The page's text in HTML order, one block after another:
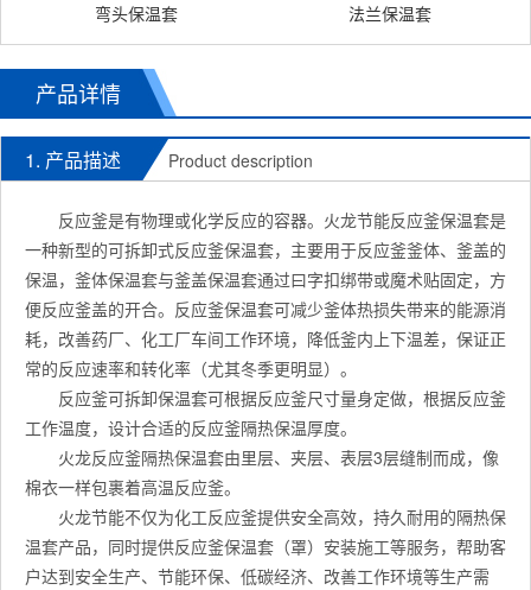
弯头保温套 法兰保温套
产品详情
1. 产品描述 Product description
反应釜是有物理或化学反应的容器。火龙节能反应釜保温套是
一种新型的可拆卸式反应釜保温套，主要用于反应釜釜体、釜盖的
保温，釜体保温套与釜盖保温套通过曰字扣绑带或魔术贴固定，方
便反应釜盖的开合。反应釜保温套可减少釜体热损失带来的能源消
耗，改善药厂、化工厂车间工作环境，降低釜内上下温差，保证正
常的反应速率和转化率（尤其冬季更明显）。
反应釜可拆卸保温套可根据反应釜尺寸量身定做，根据反应釜
工作温度，设计合适的反应釜隔热保温厚度。
火龙反应釜隔热保温套由里层、夹层、表层3层缝制而成，像
棉衣一样包裹着高温反应釜。
火龙节能不仅为化工反应釜提供安全高效，持久耐用的隔热保
温套产品，同时提供反应釜保温套（罩）安装施工等服务，帮助客
户达到安全生产、节能环保、低碳经济、改善工作环境等生产需